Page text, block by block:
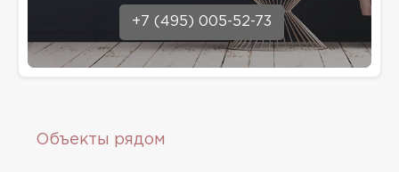
+7 (495) 005-52-73
Объекты рядом